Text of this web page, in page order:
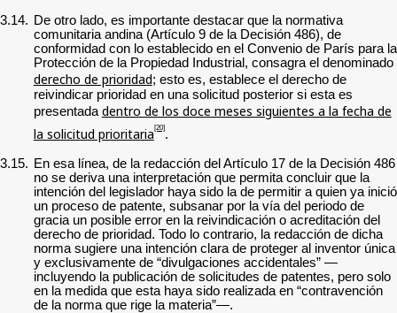
3.14. De otro lado, es importante destacar que la normativa
comunitaria andina (Artículo 9 de la Decisión 486), de
conformidad con lo establecido en el Convenio de París para la
Protección de la Propiedad Industrial, consagra el denominado
derecho de prioridad; esto es, establece el derecho de
reivindicar prioridad en una solicitud posterior si esta es
presentada dentro de los doce meses siguientes a la fecha de
la solicitud prioritaria [20].
3.15. En esa línea, de la redacción del Artículo 17 de la Decisión 486
no se deriva una interpretación que permita concluir que la
intención del legislador haya sido la de permitir a quien ya inició
un proceso de patente, subsanar por la vía del periodo de
gracia un posible error en la reivindicación o acreditación del
derecho de prioridad. Todo lo contrario, la redacción de dicha
norma sugiere una intención clara de proteger al inventor única
y exclusivamente de “divulgaciones accidentales” —
incluyendo la publicación de solicitudes de patentes, pero solo
en la medida que esta haya sido realizada en “contravención
de la norma que rige la materia”—.